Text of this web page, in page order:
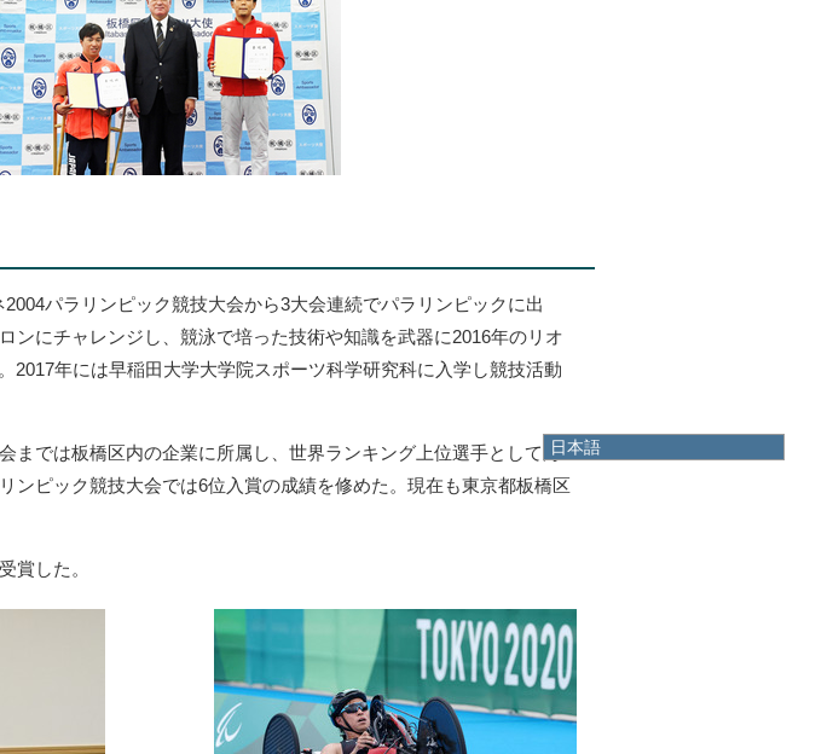
日本語
日本語
English
パラリンピック競技大会から3大会連続でパラリンピックに出
ンにチャレンジし、競泳で培った技術や知識を武器に2016年のリオ
2017年には早稲田大学大学院スポーツ科学研究科に入学し競技活動
までは板橋区内の企業に所属し、世界ランキング上位選手として海
ンピック競技大会では6位入賞の成績を修めた。現在も東京都板橋区
賞した。